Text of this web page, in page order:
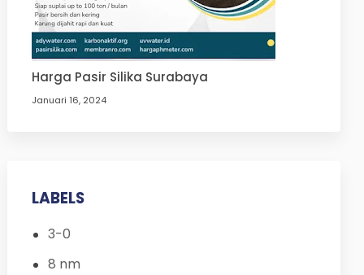
Harga Pasir Silika Surabaya
Januari 16, 2024
LABELS
3-0
8 nm